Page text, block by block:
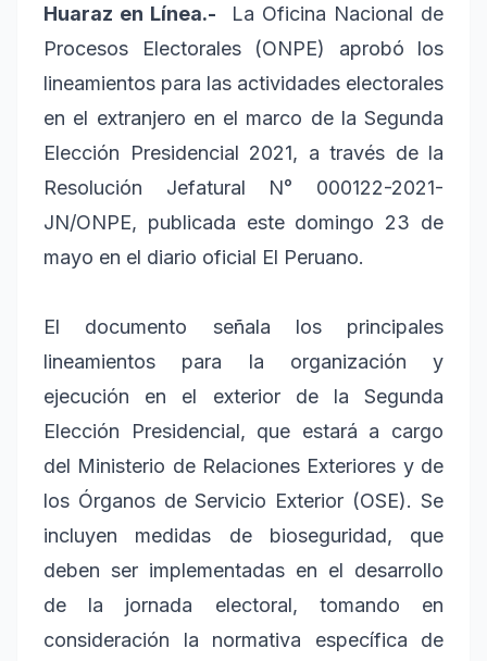
Huaraz en Línea.-
La Oficina Nacional de
Procesos Electorales (ONPE) aprobó los
lineamientos para las actividades electorales
en el extranjero en el marco de la Segunda
Elección Presidencial 2021, a través de la
Resolución Jefatural N° 000122-2021-
JN/ONPE, publicada este domingo 23 de
mayo en el diario oficial El Peruano.
El documento señala los principales
lineamientos para la organización y
ejecución en el exterior de la Segunda
Elección Presidencial, que estará a cargo
del Ministerio de Relaciones Exteriores y de
los Órganos de Servicio Exterior (OSE). Se
incluyen medidas de bioseguridad, que
deben ser implementadas en el desarrollo
de la jornada electoral, tomando en
consideración la normativa específica de